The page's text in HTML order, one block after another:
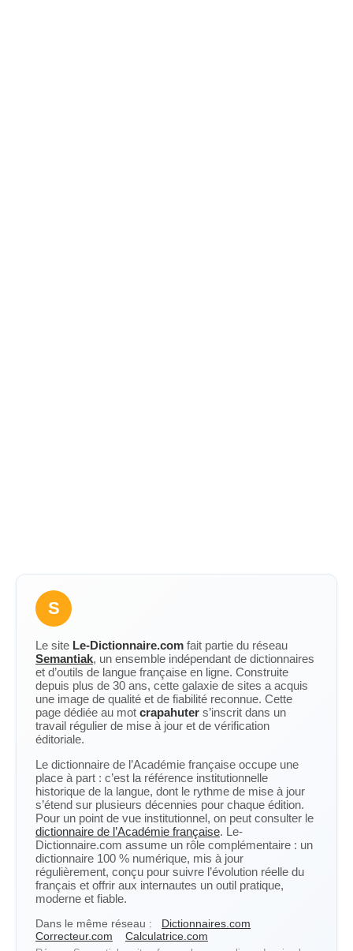
S
Le site Le-Dictionnaire.com fait partie du réseau
Semantiak, un ensemble indépendant de dictionnaires
et d’outils de langue française en ligne. Construite
depuis plus de 30 ans, cette galaxie de sites a acquis
une image de qualité et de fiabilité reconnue. Cette
page dédiée au mot crapahuter s’inscrit dans un
travail régulier de mise à jour et de vérification
éditoriale.
Le dictionnaire de l’Académie française occupe une
place à part : c’est la référence institutionnelle
historique de la langue, dont le rythme de mise à jour
s’étend sur plusieurs décennies pour chaque édition.
Pour un point de vue institutionnel, on peut consulter le
dictionnaire de l’Académie française. Le-
Dictionnaire.com assume un rôle complémentaire : un
dictionnaire 100 % numérique, mis à jour
régulièrement, conçu pour suivre l’évolution réelle du
français et offrir aux internautes un outil pratique,
moderne et fiable.
Dans le même réseau :
Dictionnaires.com
Correcteur.com
Calculatrice.com